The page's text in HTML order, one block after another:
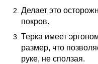
Делает это
покров.
Терка имеет
размер, что
руке, не сползая.